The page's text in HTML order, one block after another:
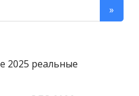
2025 реальные